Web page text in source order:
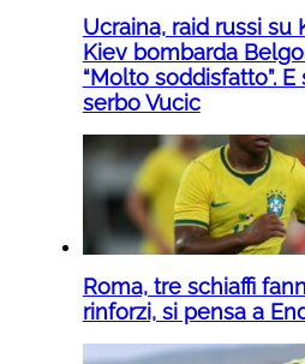
Ucraina, raid russi su
Kiev bombarda
“Molto soddisfatto”.
serbo Vucic
Roma, tre schiaffi
rinforzi, si pensa a